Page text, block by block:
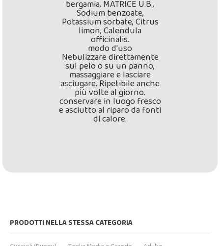
bergamia, MATRICE U.B.,
Sodium benzoate,
Potassium sorbate, Citrus
limon, Calendula
officinalis.
modo d'uso
Nebulizzare direttamente
sul pelo o su un panno,
massaggiare e lasciare
asciugare. Ripetibile anche
più volte al giorno.
conservare in luogo fresco
e asciutto al riparo da fonti
di calore.
PRODOTTI NELLA STESSA CATEGORIA